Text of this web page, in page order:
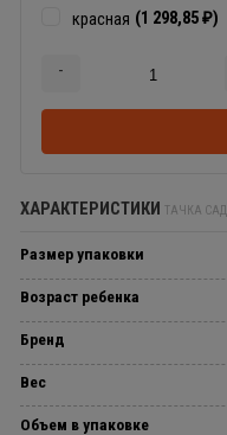
красная (1 298,85 ₽)
-
ХАРАКТЕРИСТИКИ ТАЧКА
Размер упаковки
Возраст ребенка
Бренд
Вес
Объем в упаковке